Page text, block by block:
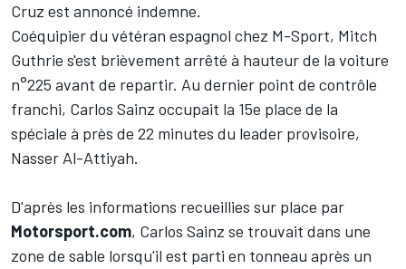
Cruz est annoncé indemne.
Coéquipier du vétéran espagnol chez M-Sport, Mitch
Guthrie s'est brièvement arrêté à hauteur de la voiture
n°225 avant de repartir. Au dernier point de contrôle
franchi, Carlos Sainz occupait la 15e place de la
spéciale à près de 22 minutes du leader provisoire,
Nasser Al-Attiyah.
D'après les informations recueillies sur place par
Motorsport.com, Carlos Sainz se trouvait dans une
zone de sable lorsqu'il est parti en tonneau après un